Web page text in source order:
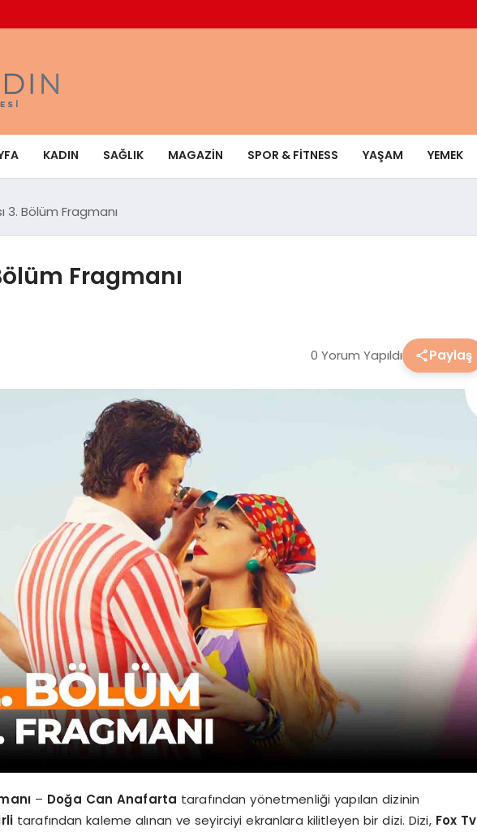
KADIN SAĞLIK MAGAZIN SPOR & FITNESS YAŞAM YEMEK
3. Bölüm Fragmanı
Fragmanı
0 Yorum Yapıldı Paylaş
– Doğa Can Anafarta tarafından yönetmenliği yapılan dizinin
tarafından kaleme alınan ve seyirciyi ekranlara kilitleyen bir dizi. Dizi, Fox Tv